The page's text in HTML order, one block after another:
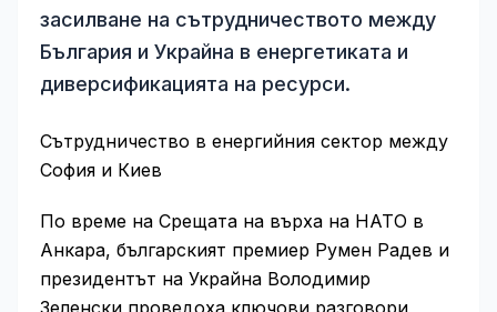
засилване на сътрудничеството между
България и Украйна в енергетиката и
диверсификацията на ресурси.
Сътрудничество в енергийния сектор между
София и Киев
По време на Срещата на върха на НАТО в
Анкара, българският премиер Румен Радев и
президентът на Украйна Володимир
Зеленски проведоха ключови разговори